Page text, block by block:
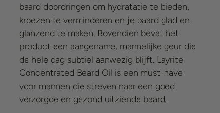
baard doordringen om hydratatie te bieden,
kroezen te verminderen en je baard glad en
glanzend te maken. Bovendien bevat het
product een aangename, mannelijke geur die
de hele dag subtiel aanwezig blijft. Layrite
Concentrated Beard Oil is een must-have
voor mannen die streven naar een goed
verzorgde en gezond uitziende baard.